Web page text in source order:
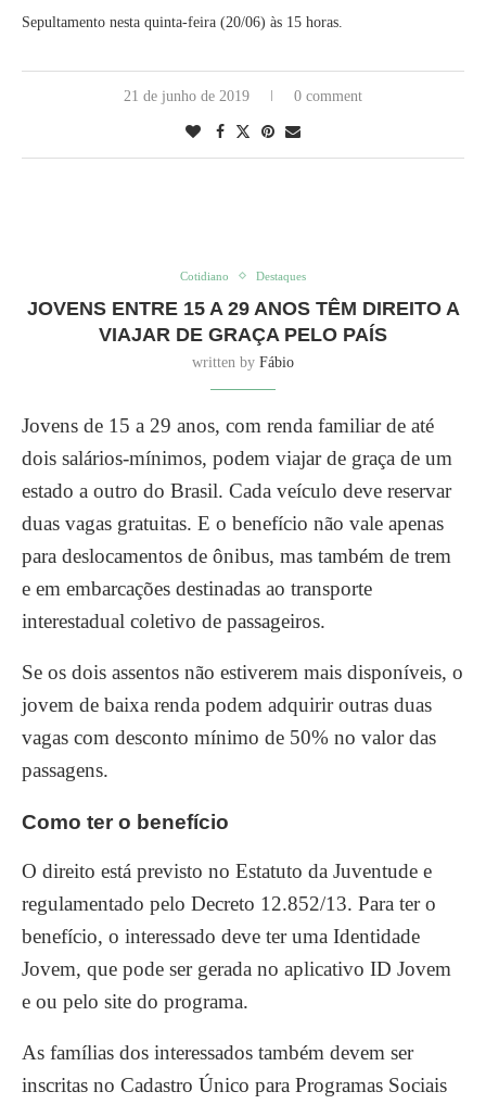
Sepultamento nesta quinta-feira (20/06) às 15 horas.
21 de junho de 2019 0 comment
Cotidiano Destaques
JOVENS ENTRE 15 A 29 ANOS TÊM DIREITO A
VIAJAR DE GRAÇA PELO PAÍS
written by Fábio
Jovens de 15 a 29 anos, com renda familiar de até
dois salários-mínimos, podem viajar de graça de um
estado a outro do Brasil. Cada veículo deve reservar
duas vagas gratuitas. E o benefício não vale apenas
para deslocamentos de ônibus, mas também de trem
e em embarcações destinadas ao transporte
interestadual coletivo de passageiros.
Se os dois assentos não estiverem mais disponíveis, o
jovem de baixa renda podem adquirir outras duas
vagas com desconto mínimo de 50% no valor das
passagens.
Como ter o benefício
O direito está previsto no Estatuto da Juventude e
regulamentado pelo Decreto 12.852/13. Para ter o
benefício, o interessado deve ter uma Identidade
Jovem, que pode ser gerada no aplicativo ID Jovem
e ou pelo site do programa.
As famílias dos interessados também devem ser
inscritas no Cadastro Único para Programas Sociais